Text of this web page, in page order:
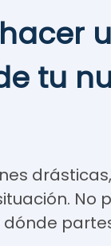
tu
No
dónde